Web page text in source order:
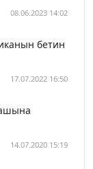
08.06.2023 14:02
бетин
17.07.2022 16:50
14.07.2020 15:19